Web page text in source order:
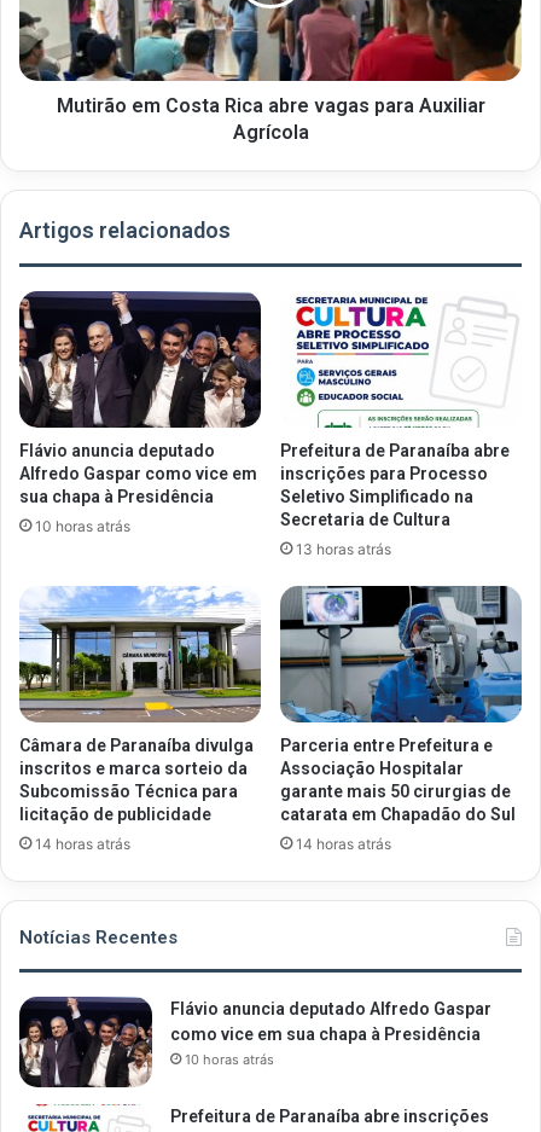
Mutirão em Costa Rica abre vagas para Auxiliar
Agrícola
Artigos relacionados
Flávio anuncia deputado
Alfredo Gaspar como vice em
sua chapa à Presidência
10 horas atrás
Prefeitura de Paranaíba abre
inscrições para Processo
Seletivo Simplificado na
Secretaria de Cultura
13 horas atrás
Câmara de Paranaíba divulga
inscritos e marca sorteio da
Subcomissão Técnica para
licitação de publicidade
14 horas atrás
Parceria entre Prefeitura e
Associação Hospitalar
garante mais 50 cirurgias de
catarata em Chapadão do Sul
14 horas atrás
Notícias Recentes
Flávio anuncia deputado Alfredo Gaspar
como vice em sua chapa à Presidência
10 horas atrás
Prefeitura de Paranaíba abre inscrições